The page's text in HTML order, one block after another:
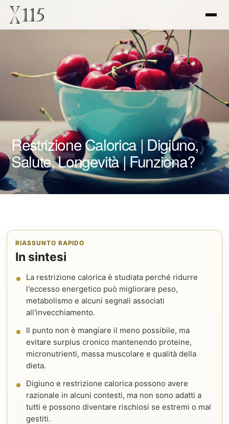
Restrizione Calorica | Digiuno,
Salute, Longevità | Funziona?
RIASSUNTO RAPIDO
In sintesi
La restrizione calorica è studiata perché ridurre
l'eccesso energetico può migliorare peso,
metabolismo e alcuni segnali associati
all'invecchiamento.
Il punto non è mangiare il meno possibile, ma
evitare surplus cronico mantenendo proteine,
micronutrienti, massa muscolare e qualità della
dieta.
Digiuno e restrizione calorica possono avere
razionale in alcuni contesti, ma non sono adatti a
tutti e possono diventare rischiosi se estremi o mal
gestiti.